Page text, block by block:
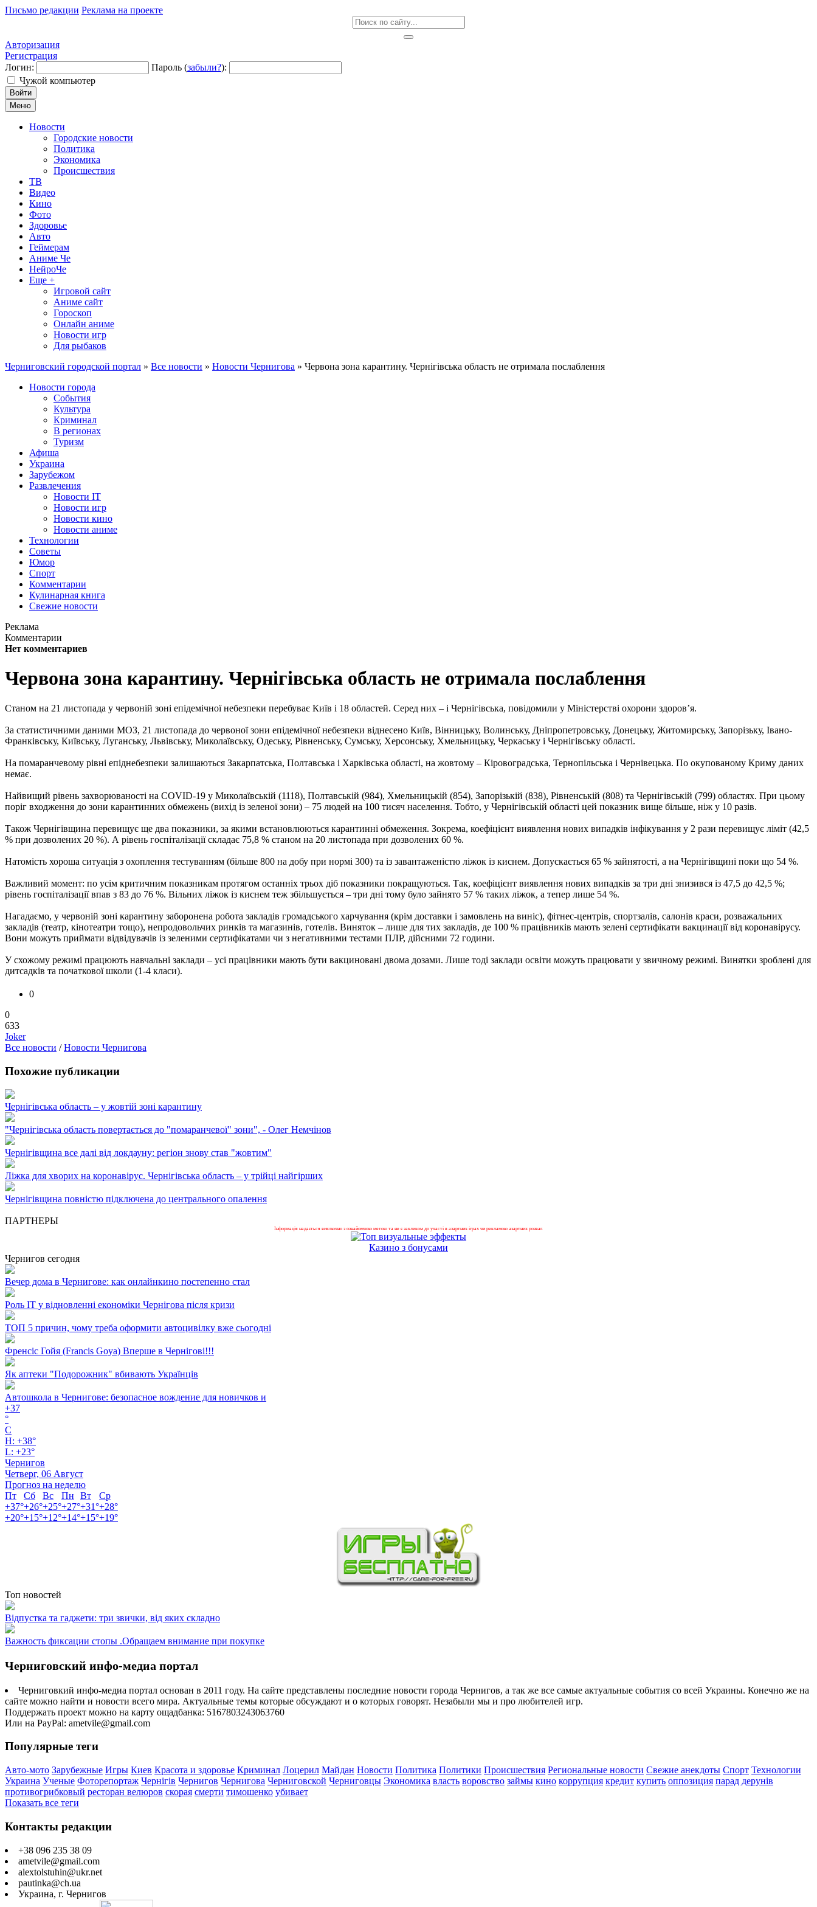
Письмо редакции Реклама на проекте
Авторизация
Регистрация
Логин:
Пароль (забыли?):
Чужой компьютер
Войти
Меню
Новости
Городские новости
Политика
Экономика
Происшествия
ТВ
Видео
Кино
Фото
Здоровье
Авто
Геймерам
Аниме Че
НейроЧе
Еще +
Игровой сайт
Аниме сайт
Гороскоп
Онлайн аниме
Новости игр
Для рыбаков
Черниговский городской портал » Все новости » Новости Чернигова » Червона зона карантину. Чернігівська область не отримала послаблення
Новости города
События
Культура
Криминал
В регионах
Туризм
Афиша
Украина
Зарубежом
Развлечения
Новости IT
Новости игр
Новости кино
Новости аниме
Технологии
Советы
Юмор
Спорт
Комментарии
Кулинарная книга
Свежие новости
Реклама
Комментарии
Нет комментариев
Червона зона карантину. Чернігівська область не отримала послаблення
Станом на 21 листопада у червоній зоні епідемічної небезпеки перебуває Київ і 18 областей. Серед них – і Чернігівська, повідомили у Міністерстві охорони здоров’я.
За статистичними даними МОЗ, 21 листопада до червоної зони епідемічної небезпеки віднесено Київ, Вінницьку, Волинську, Дніпропетровську, Донецьку, Житомирську, Запорізьку, Івано-
Франківську, Київську, Луганську, Львівську, Миколаївську, Одеську, Рівненську, Сумську, Херсонську, Хмельницьку, Черкаську і Чернігівську області.
На помаранчевому рівні епіднебезпеки залишаються Закарпатська, Полтавська і Харківська області, на жовтому – Кіровоградська, Тернопільська і Чернівецька. По окупованому Криму даних
немає.
Найвищий рівень захворюваності на COVID-19 у Миколаївській (1118), Полтавській (984), Хмельницькій (854), Запорізькій (838), Рівненській (808) та Чернігівській (799) областях. При цьому
поріг входження до зони карантинних обмежень (вихід із зеленої зони) – 75 людей на 100 тисяч населення. Тобто, у Чернігівській області цей показник вище більше, ніж у 10 разів.
Також Чернігівщина перевищує ще два показники, за якими встановлюються карантинні обмеження. Зокрема, коефіцієнт виявлення нових випадків інфікування у 2 рази перевищує ліміт (42,5
% при дозволених 20 %). А рівень госпіталізації складає 75,8 % станом на 20 листопада при дозволених 60 %.
Натомість хороша ситуація з охоплення тестуванням (більше 800 на добу при нормі 300) та із завантаженістю ліжок із киснем. Допускається 65 % зайнятості, а на Чернігівщині поки що 54 %.
Важливий момент: по усім критичним показникам протягом останніх трьох діб показники покращуються. Так, коефіцієнт виявлення нових випадків за три дні знизився із 47,5 до 42,5 %;
рівень госпіталізації впав з 83 до 76 %. Вільних ліжок із киснем теж збільшується – три дні тому було зайнято 57 % таких ліжок, а тепер лише 54 %.
Нагадаємо, у червоній зоні карантину заборонена робота закладів громадського харчування (крім доставки і замовлень на виніс), фітнес-центрів, спортзалів, салонів краси, розважальних
закладів (театр, кінотеатри тощо), непродовольчих ринків та магазинів, готелів. Виняток – лише для тих закладів, де 100 % працівників мають зелені сертифікати вакцинації від коронавірусу.
Вони можуть приймати відвідувачів із зеленими сертифікатами чи з негативними тестами ПЛР, дійсними 72 години.
У схожому режимі працюють навчальні заклади – усі працівники мають бути вакциновані двома дозами. Лише тоді заклади освіти можуть працювати у звичному режимі. Винятки зроблені для
дитсадків та початкової школи (1-4 класи).
0
0
633
Joker
Все новости /Новости Чернигова
Похожие публикации
Чернігівська область – у жовтій зоні карантину
"Чернігівська область повертається до "помаранчевої" зони", - Олег Немчінов
Чернігівщина все далі від локдауну: регіон знову став "жовтим"
Ліжка для хворих на коронавірус. Чернігівська область – у трійці найгірших
Чернігівщина повністю підключена до центрального опалення
ПАРТНЕРЫ
Інформація надається виключно з ознайомчою метою та не є закликом до участі в азартних іграх чи рекламою азартних розваг.
Казино з бонусами
Чернигов сегодня
Вечер дома в Чернигове: как онлайнкино постепенно стал
Роль ІТ у відновленні економіки Чернігова після кризи
ТОП 5 причин, чому треба оформити автоцивілку вже сьогодні
Френсіс Гойя (Francis Goya) Вперше в Чернігові!!!
Як аптеки "Подорожник" вбивають Українців
Автошкола в Чернигове: безопасное вождение для новичков и
+37
°
C
H: +38°
L: +23°
Чернигов
Четверг, 06 Август
Прогноз на неделю
Пт
Сб Вс Пн Вт
Ср
+37°+26°+25°+27°+31°+28°
+20°+15°+12°+14°+15°+19°
Топ новостей
Відпустка та гаджети: три звички, від яких складно
Важность фиксации стопы .Обращаем внимание при покупке
Черниговский инфо-медиа портал
Черниговкий инфо-медиа портал основан в 2011 году. На сайте представлены последние новости города Чернигов, а так же все самые актуальные события со всей Украины. Конечно же на
сайте можно найти и новости всего мира. Актуальные темы которые обсуждают и о которых говорят. Незабыли мы и про любителей игр.
Поддержать проект можно на карту ощадбанка: 5167803243063760
Или на PayPal: ametvile@gmail.com
Популярные теги
Авто-мото Зарубежные Игры Киев Красота и здоровье Криминал Лоцерил Майдан Новости Политика Политики Происшествия Региональные новости Свежие анекдоты Спорт Технологии
Украина Ученые Фоторепортаж Чернігів Чернигов Чернигова Черниговской Черниговцы Экономика власть воровство займы кино коррупция кредит купить оппозиция парад дерунів
противогрибковый ресторан велюров скорая смерти тимошенко убивает
Показать все теги
Контакты редакции
+38 096 235 38 09
ametvile@gmail.com
alextolstuhin@ukr.net
pautinka@ch.ua
Украина, г. Чернигов